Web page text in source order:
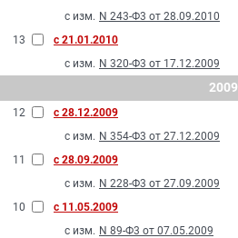
с изм. N 243-Ф3 от 28.09.2010
13
с 21.01.2010
с изм. N 320-Ф3 от 17.12.2009
2009
12
с 28.12.2009
с изм. N 354-Ф3 от 27.12.2009
11
с 28.09.2009
с изм. N 228-Ф3 от 27.09.2009
10
с 11.05.2009
с изм. N 89-Ф3 от 07.05.2009